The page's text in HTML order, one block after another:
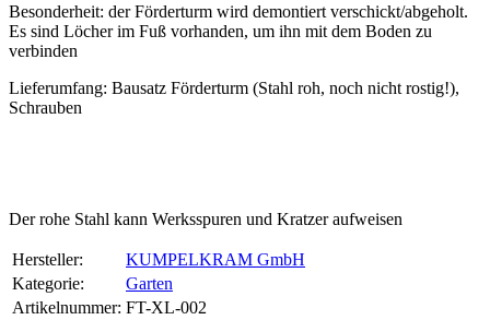
Besonderheit: der Förderturm wird demontiert verschickt/abgeholt.
Es sind Löcher im Fuß vorhanden, um ihn mit dem Boden zu
verbinden
Lieferumfang: Bausatz Förderturm (Stahl roh, noch nicht rostig!),
Schrauben
Der rohe Stahl kann Werksspuren und Kratzer aufweisen
Hersteller:
KUMPELKRAM GmbH
Kategorie:
Garten
Artikelnummer: FT-XL-002